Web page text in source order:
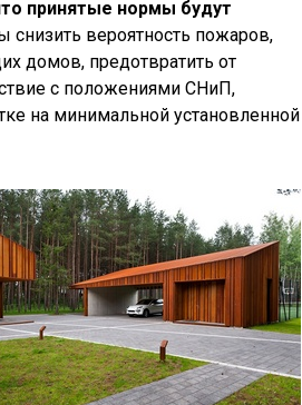
принятые нормы будут
снизить вероятность пожаров,
домов, предотвратить от
с положениями СНиП,
на минимальной установленной